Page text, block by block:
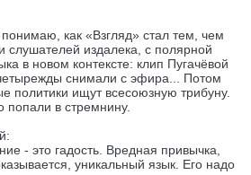
как «Взгляд» стал тем, чем
слушателей издалека, с полярной
в новом контексте: клип Пугачёвой
снимали с эфира... Потом
политики ищут всесоюзную трибуну.
в стремнину.
- это гадость. Вредная привычка,
уникальный язык. Его надо